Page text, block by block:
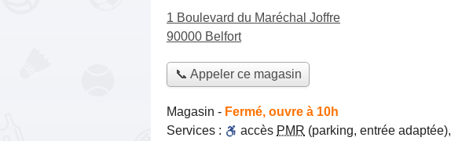
1 Boulevard du Maréchal Joffre
90000 Belfort
📞 Appeler ce magasin
Magasin - Fermé, ouvre à 10h
Services :
accès PMR (parking, entrée adaptée),